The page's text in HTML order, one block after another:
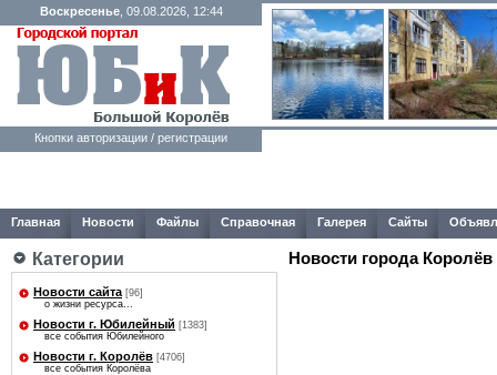
Воскресенье, 09.08.2026, 12:44
Кнопки авторизации / регистрации
Главная Новости Файлы Справочная Галерея Сайты
Категории
Новости сайта [96]
о жизни ресурса...
Новости г. Юбилейный [1383]
все события Юбилейного
Новости г. Королёв [4706]
все события Королёва
Новости города Королёв